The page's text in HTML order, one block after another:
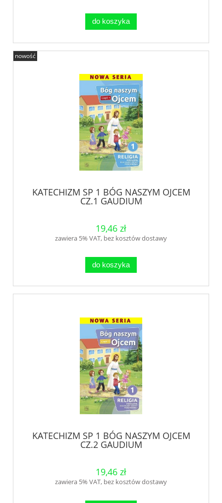
do koszyka
KATECHIZM SP 1 BÓG NASZYM OJCEM
CZ.1 GAUDIUM
19,46 zł
zawiera 5% VAT, bez kosztów dostawy
do koszyka
nowość
KATECHIZM SP 1 BÓG NASZYM OJCEM
CZ.2 GAUDIUM
19,46 zł
zawiera 5% VAT, bez kosztów dostawy